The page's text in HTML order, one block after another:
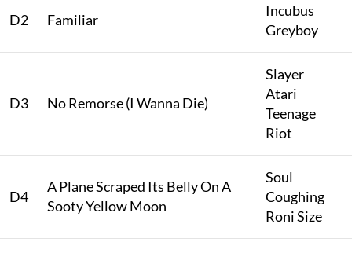
D2 Familiar
Incubus
Greyboy
D3 No Remorse (I Wanna Die)
Slayer
Atari
Teenage
Riot
D4
A Plane Scraped Its Belly On A
Sooty Yellow Moon
Soul
Coughing
Roni Size